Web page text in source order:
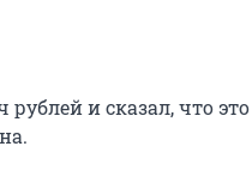
и сказал, что